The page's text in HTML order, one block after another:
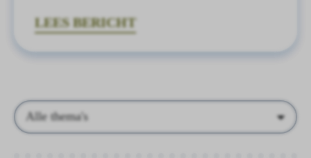
LEES BERICHT
Thema's